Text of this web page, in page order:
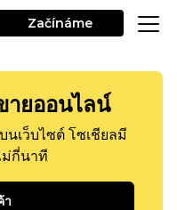
Začínáme
ยออนไลน์
เว็บไซต์ โซเชียลมี
ม่กี่นาที
า